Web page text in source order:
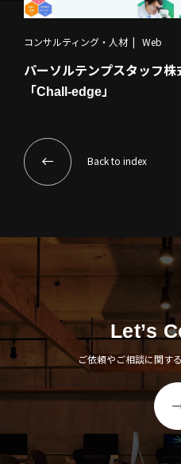
コンサルティング・人材 Web
パーソルテンプスタッフ株
「Chall-edge」
Back to index
Let’s
ご依頼やご相談に関す